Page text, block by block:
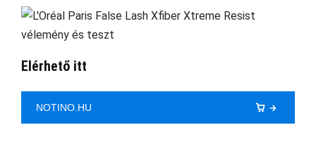
Elérhető itt
NOTINO.HU